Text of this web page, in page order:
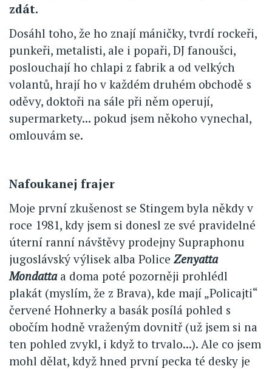
zdát.
Dosáhl toho, že ho znají máničky, tvrdí rockeři,
punkeři, metalisti, ale i popaři, DJ fanoušci,
poslouchají ho chlapi z fabrik a od velkých
volantů, hrají ho v každém druhém obchodě s
oděvy, doktoři na sále při něm operují,
supermarkety... pokud jsem někoho vynechal,
omlouvám se.
Nafoukanej frajer
Moje první zkušenost se Stingem byla někdy v
roce 1981, kdy jsem si donesl ze své pravidelné
úterní ranní návštěvy prodejny Supraphonu
jugoslávský výlisek alba Police Zenyatta
Mondattaa doma poté pozorněji prohlédl
plakát (myslím, že z Brava), kde mají „Policajti“
červené Hohnerky a basák posílá pohled s
obočím hodně vraženým dovnitř (už jsem si na
ten pohled zvykl, i když to trvalo...). Ale co jsem
mohl dělat, když hned první pecka té desky je